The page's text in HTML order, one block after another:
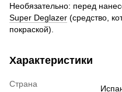
Необязательно: перед
Super Deglazer (средство,
покраской).
Характеристики
Страна